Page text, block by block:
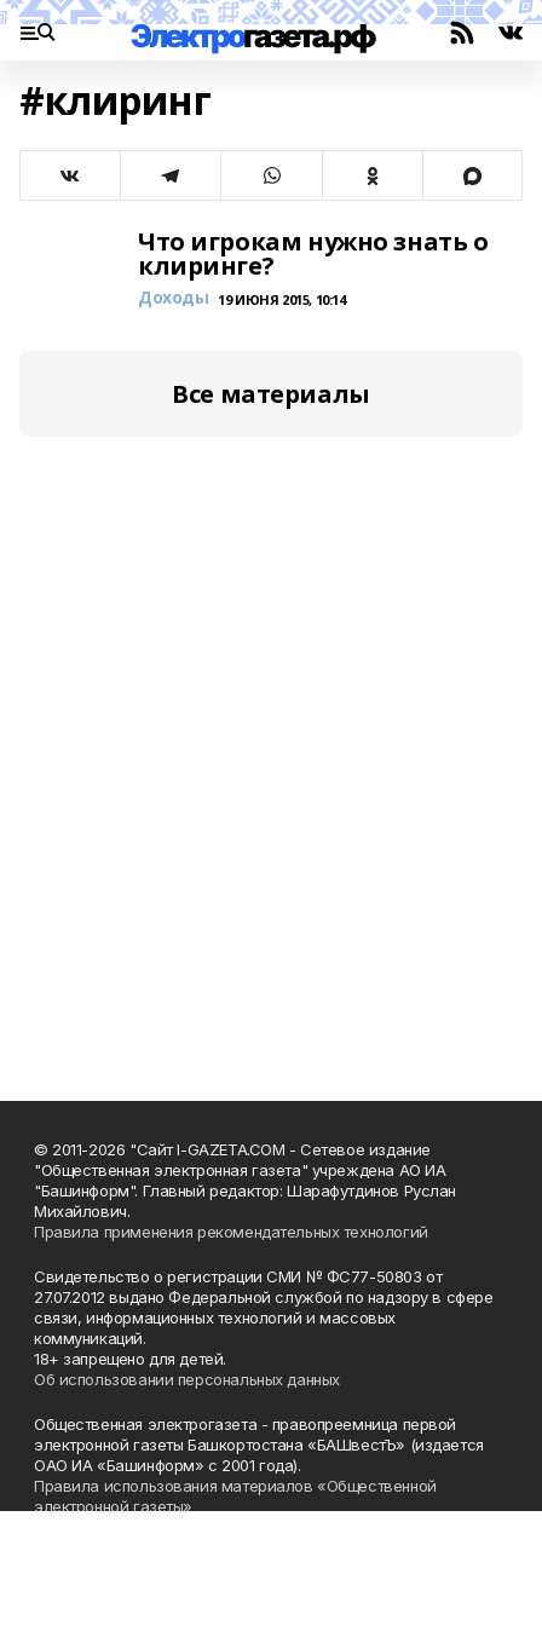
#клиринг
Что игрокам нужно знать о
клиринге?
Доходы 19 ИЮНЯ 2015, 10:14
Все материалы
© 2011-2026 "Сайт I-GAZETA.COM - Сетевое издание
"Общественная электронная газета" учреждена АО ИА
"Башинформ". Главный редактор: Шарафутдинов Руслан
Михайлович.
Правила применения рекомендательных технологий
Свидетельство о регистрации СМИ № ФС77-50803 от
27.07.2012 выдано Федеральной службой по надзору в сфере
связи, информационных технологий и массовых
коммуникаций.
18+ запрещено для детей.
Об использовании персональных данных
Общественная электрогазета - правопреемница первой
электронной газеты Башкортостана «БАШвестЪ» (издается
ОАО ИА «Башинформ» с 2001 года).
Правила использования материалов «Общественной
электронной газеты»